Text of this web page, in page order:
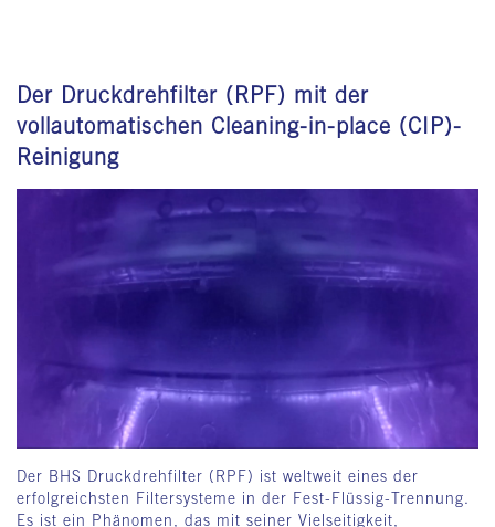
Der Druckdrehfilter (RPF) mit der
vollautomatischen Cleaning-in-place (CIP)-
Reinigung
Der BHS Druckdrehfilter (RPF) ist weltweit eines der
erfolgreichsten Filtersysteme in der Fest-Flüssig-Trennung.
Es ist ein Phänomen, das mit seiner Vielseitigkeit,